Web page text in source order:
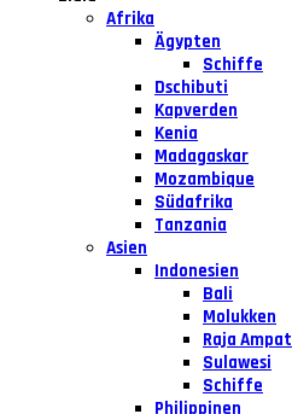
Afrika
Ägypten
Schiffe
Dschibuti
Kapverden
Kenia
Madagaskar
Mozambique
Südafrika
Tanzania
Asien
Indonesien
Bali
Molukken
Raja Ampat
Sulawesi
Schiffe
Philippinen